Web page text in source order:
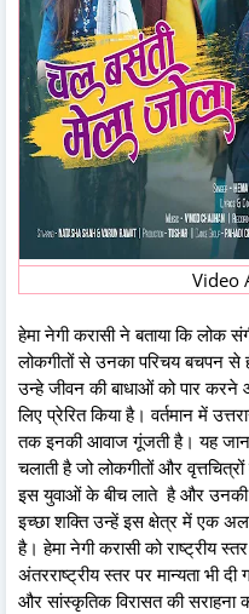
Video
हेमा नेगी करासी ने बताया कि लोक
लोकगीतों से उनका परिचय बचपन से
उन्हे जीवन की बाधाओं को पार
लिए प्रेरित किया है। वर्तमान में
तक इनकी आवाज गूंजती है। यह
चलाती है जो लोकगीतों और
इस युवाओं के बीच लाते है और
इच्छा शक्ति उन्हें इस क्षेत्र में एक
है। हेमा नेगी करासी को राष्ट्रीय
अंतरराष्ट्रीय स्तर पर मान्यता भी
और सांस्कृतिक विरासत की